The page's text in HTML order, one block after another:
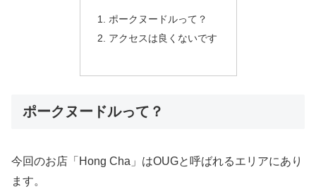
ポークヌードルって？
アクセスは良くないです
ポークヌードルって？
今回のお店「Hong Cha」はOUGと呼ばれるエリアにあり
ます。